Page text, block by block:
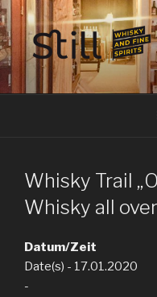
Zum
Inhalt
springen
STILL
Whisky, Rum, Gin,
Whisky Trail
Whisky all
Datum/Zeit
Date(s) - 17.01.2020
-